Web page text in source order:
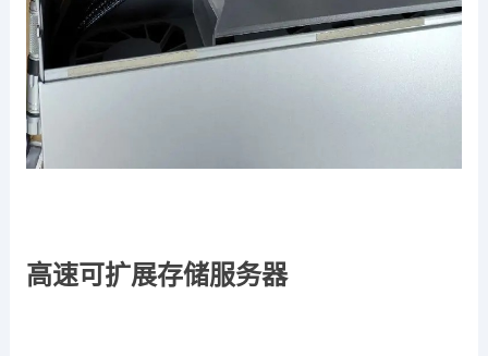
高速可扩展存储服务器